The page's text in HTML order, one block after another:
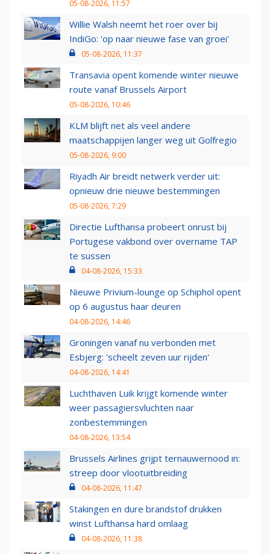
05-08-2026, 11:57
Willie Walsh neemt het roer over bij
IndiGo: 'op naar nieuwe fase van groei'
05-08-2026, 11:37
Transavia opent komende winter nieuwe
route vanaf Brussels Airport
05-08-2026, 10:46
KLM blijft net als veel andere
maatschappijen langer weg uit Golfregio
05-08-2026, 9:00
Riyadh Air breidt netwerk verder uit:
opnieuw drie nieuwe bestemmingen
05-08-2026, 7:29
Directie Lufthansa probeert onrust bij
Portugese vakbond over overname TAP
te sussen
04-08-2026, 15:33
Nieuwe Privium-lounge op Schiphol opent
op 6 augustus haar deuren
04-08-2026, 14:46
Groningen vanaf nu verbonden met
Esbjerg: 'scheelt zeven uur rijden'
04-08-2026, 14:41
Luchthaven Luik krijgt komende winter
weer passagiersvluchten naar
zonbestemmingen
04-08-2026, 13:54
Brussels Airlines grijpt ternauwernood in:
streep door vlootuitbreiding
04-08-2026, 11:47
Stakingen en dure brandstof drukken
winst Lufthansa hard omlaag
04-08-2026, 11:38